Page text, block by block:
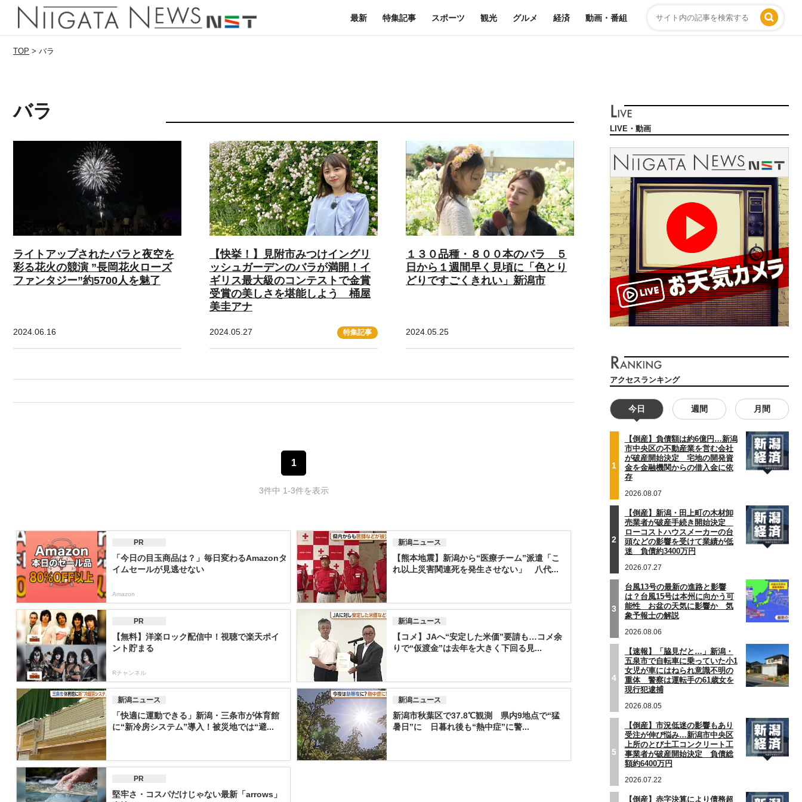
最新 特集記事 スポーツ 観光 グルメ 経済 動画・番組
TOP > バラ
バラ
ライトアップされたバラと夜空を
彩る花火の競演 ”長岡花火ローズ
ファンタジー”約5700人を魅了
2024.06.16
【快挙！】見附市みつけイングリ
ッシュガーデンのバラが満開！イ
ギリス最大級のコンテストで金賞
受賞の美しさを堪能しよう 桶屋
美圭アナ
2024.05.27 特集記事
１３０品種・８００本のバラ ５
日から１週間早く見頃に「色とり
どりですごくきれい」新潟市
2024.05.25
1
3件中 1-3件を表示
PR
「今日の目玉商品は？」毎日変わるAmazonタ
イムセールが見逃せない
Amazon
新潟ニュース
【熊本地震】新潟から“医療チーム”派遣「こ
れ以上災害関連死を発生させない」 八代...
PR
【無料】洋楽ロック配信中！視聴で楽天ポイ
ント貯まる
Rチャンネル
新潟ニュース
【コメ】JAへ“安定した米価”要請も…コメ余
りで“仮渡金”は去年を大きく下回る見...
新潟ニュース
「快適に運動できる」新潟・三条市が体育館
に“新冷房システム”導入！被災地では“避...
新潟ニュース
新潟市秋葉区で37.8℃観測 県内9地点で“猛
暑日”に 日暮れ後も“熱中症”に警...
PR
堅牢さ・コスパだけじゃない最新「arrows」
LIVE・動画
アクセスランキング
今日 週間 月間
1
【倒産】負債額は約6億円…新潟
市中央区の不動産業を営む会社
が破産開始決定 宅地の開発資
金を金融機関からの借入金に依
存
2026.08.07
2
【倒産】新潟・田上町の木材卸
売業者が破産手続き開始決定
ローコストハウスメーカーの台
頭などの影響を受けて業績が低
迷 負債約3400万円
2026.07.27
3
台風13号の最新の進路と影響
は？台風15号は本州に向かう可
能性 お盆の天気に影響か 気
象予報士の解説
2026.08.06
4
【速報】「脇見だと…」新潟・
五泉市で自転車に乗っていた小1
女児が車にはねられ意識不明の
重体 警察は運転手の61歳女を
現行犯逮捕
2026.08.05
5
【倒産】市況低迷の影響もあり
受注が伸び悩み…新潟市中央区
上所のとび土工コンクリート工
事業者が破産開始決定 負債総
額約6400万円
2026.07.22
【倒産】赤字決算により債務超